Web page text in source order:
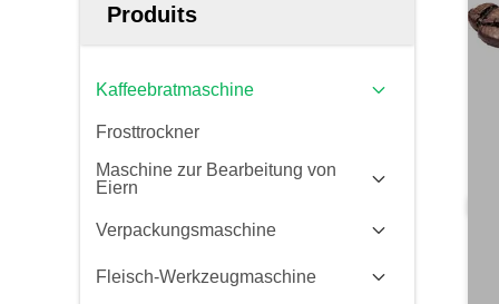
Produits
Kaffeebratmaschine
Frosttrockner
Maschine zur Bearbeitung von
Eiern
Verpackungsmaschine
Fleisch-Werkzeugmaschine